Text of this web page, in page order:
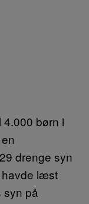
børn i
drenge syn
havde læst
syn på